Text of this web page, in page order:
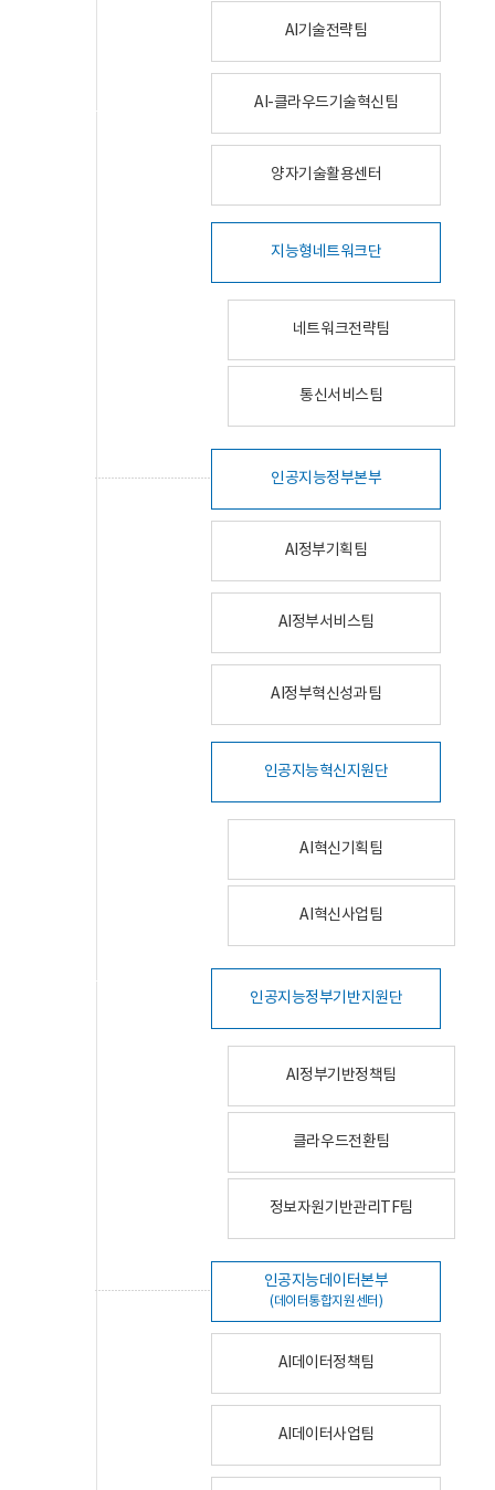
AI기술전략팀
AI-클라우드기술혁신팀
양자기술활용센터
지능형네트워크단
네트워크전략팀
통신서비스팀
인공지능정부본부
AI정부기획팀
AI정부서비스팀
AI정부혁신성과팀
인공지능혁신지원단
AI혁신기획팀
AI혁신사업팀
인공지능정부기반지원단
AI정부기반정책팀
클라우드전환팀
정보자원기반관리TF팀
인공지능데이터본부
(데이터통합지원센터)
AI데이터정책팀
AI데이터사업팀